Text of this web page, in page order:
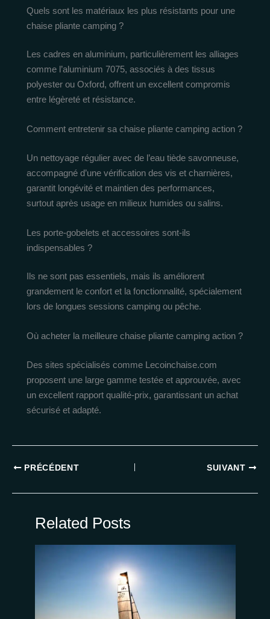
Quels sont les matériaux les plus résistants pour une
chaise pliante camping ?
Les cadres en aluminium, particulièrement les alliages
comme l’aluminium 7075, associés à des tissus
polyester ou Oxford, offrent un excellent compromis
entre légèreté et résistance.
Comment entretenir sa chaise pliante camping action ?
Un nettoyage régulier avec de l’eau tiède savonneuse,
accompagné d’une vérification des vis et charnières,
garantit longévité et maintien des performances,
surtout après usage en milieux humides ou salins.
Les porte-gobelets et accessoires sont-ils
indispensables ?
Ils ne sont pas essentiels, mais ils améliorent
grandement le confort et la fonctionnalité, spécialement
lors de longues sessions camping ou pêche.
Où acheter la meilleure chaise pliante camping action ?
Des sites spécialisés comme Lecoinchaise.com
proposent une large gamme testée et approuvée, avec
un excellent rapport qualité-prix, garantissant un achat
sécurisé et adapté.
PRÉCÉDENT SUIVANT
Related Posts